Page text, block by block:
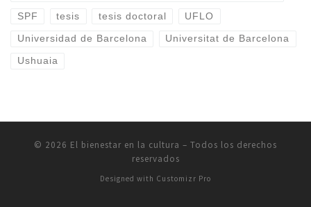
SPF tesis tesis doctoral UFLO
Universidad de Barcelona Universitat de Barcelona
Ushuaia
© 2026 El bienestar en la cultura – Todos los derechos
reservados
Designed with Customizr Pro